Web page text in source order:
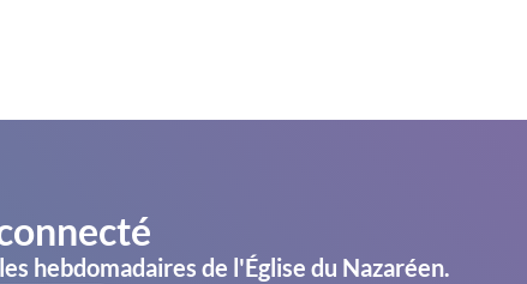
hebdomadaires de l'Église du Nazaréen.